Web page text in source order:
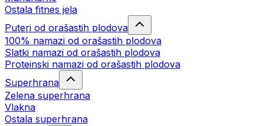
Ostala fitnes jela
Puteri od orašastih plodova
100% namazi od orašastih plodova
Slatki namazi od orašastih plodova
Proteinski namazi od orašastih plodova
Superhrana
Zelena superhrana
Vlakna
Ostala superhrana